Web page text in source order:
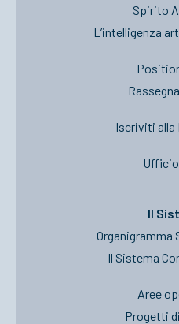
Spirito
L’intelligenza
Iscriviti
Il
Organigramma
Il Sistema
Aree
Progetti